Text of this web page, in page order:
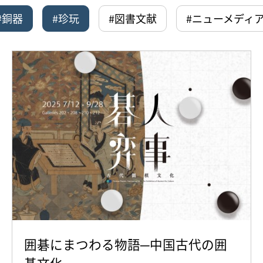
器 #珍玩 #図書文献 #ニューメディ
囲碁にまつわる物語─中国古代の囲